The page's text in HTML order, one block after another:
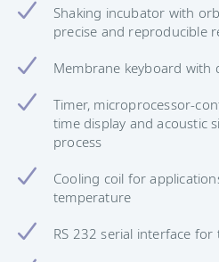
Shaking incubator with
precise and reproducible
Membrane keyboard with
Timer, microprocessor-
time display and acoustic
process
Cooling coil for
temperature
RS 232 serial interface